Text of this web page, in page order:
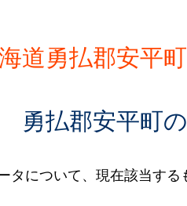
道勇払郡安平
勇払郡安平町
タについて、現在該当す